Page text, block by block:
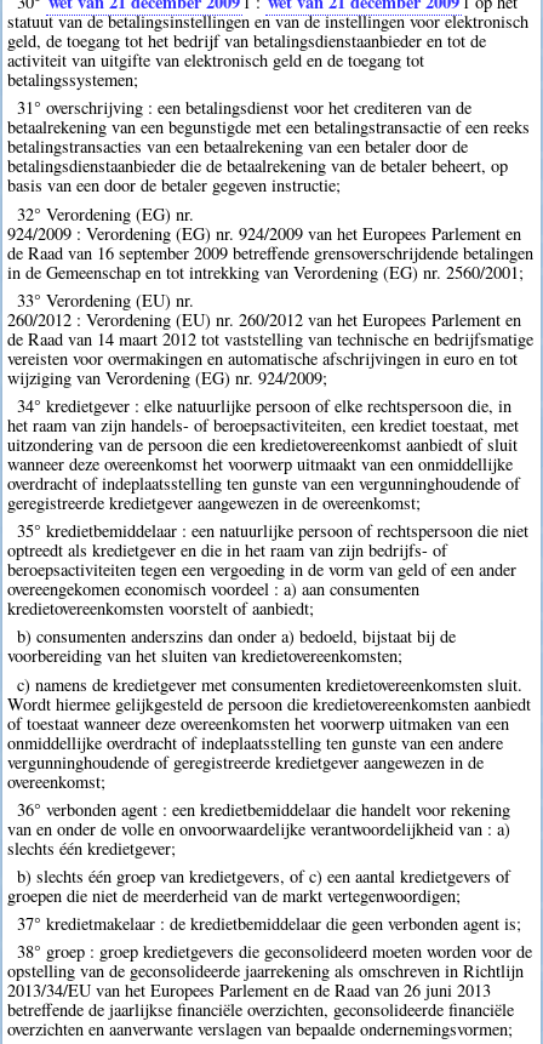
statuut van de betalingsinstellingen en van de instellingen voor elektronisch
geld, de toegang tot het bedrijf van betalingsdienstaanbieder en tot de
activiteit van uitgifte van elektronisch geld en de toegang tot
betalingssystemen;
31° overschrijving : een betalingsdienst voor het crediteren van de
betaalrekening van een begunstigde met een betalingstransactie of een reeks
betalingstransacties van een betaalrekening van een betaler door de
betalingsdienstaanbieder die de betaalrekening van de betaler beheert, op
basis van een door de betaler gegeven instructie;
32° Verordening (EG) nr.
924/2009 : Verordening (EG) nr. 924/2009 van het Europees Parlement en
de Raad van 16 september 2009 betreffende grensoverschrijdende betalingen
in de Gemeenschap en tot intrekking van Verordening (EG) nr. 2560/2001;
33° Verordening (EU) nr.
260/2012 : Verordening (EU) nr. 260/2012 van het Europees Parlement en
de Raad van 14 maart 2012 tot vaststelling van technische en bedrijfsmatige
vereisten voor overmakingen en automatische afschrijvingen in euro en tot
wijziging van Verordening (EG) nr. 924/2009;
34° kredietgever : elke natuurlijke persoon of elke rechtspersoon die, in
het raam van zijn handels- of beroepsactiviteiten, een krediet toestaat, met
uitzondering van de persoon die een kredietovereenkomst aanbiedt of sluit
wanneer deze overeenkomst het voorwerp uitmaakt van een onmiddellijke
overdracht of indeplaatsstelling ten gunste van een vergunninghoudende of
geregistreerde kredietgever aangewezen in de overeenkomst;
35° kredietbemiddelaar : een natuurlijke persoon of rechtspersoon die niet
optreedt als kredietgever en die in het raam van zijn bedrijfs- of
beroepsactiviteiten tegen een vergoeding in de vorm van geld of een ander
overeengekomen economisch voordeel : a) aan consumenten
kredietovereenkomsten voorstelt of aanbiedt;
b) consumenten anderszins dan onder a) bedoeld, bijstaat bij de
voorbereiding van het sluiten van kredietovereenkomsten;
c) namens de kredietgever met consumenten kredietovereenkomsten sluit.
Wordt hiermee gelijkgesteld de persoon die kredietovereenkomsten aanbiedt
of toestaat wanneer deze overeenkomsten het voorwerp uitmaken van een
onmiddellijke overdracht of indeplaatsstelling ten gunste van een andere
vergunninghoudende of geregistreerde kredietgever aangewezen in de
overeenkomst;
36° verbonden agent : een kredietbemiddelaar die handelt voor rekening
van en onder de volle en onvoorwaardelijke verantwoordelijkheid van : a)
slechts één kredietgever;
b) slechts één groep van kredietgevers, of c) een aantal kredietgevers of
groepen die niet de meerderheid van de markt vertegenwoordigen;
37° kredietmakelaar : de kredietbemiddelaar die geen verbonden agent is;
38° groep : groep kredietgevers die geconsolideerd moeten worden voor de
opstelling van de geconsolideerde jaarrekening als omschreven in Richtlijn
2013/34/EU van het Europees Parlement en de Raad van 26 juni 2013
betreffende de jaarlijkse financiële overzichten, geconsolideerde financiële
overzichten en aanverwante verslagen van bepaalde ondernemingsvormen;